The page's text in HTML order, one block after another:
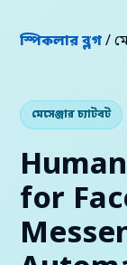
স্পিকলার ব্লগ/
মেসেঞ্জার চ্যাটবট
for